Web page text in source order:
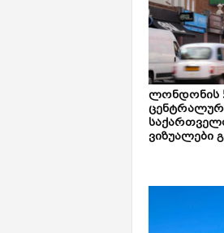
ლონდონის
ვიზუალები